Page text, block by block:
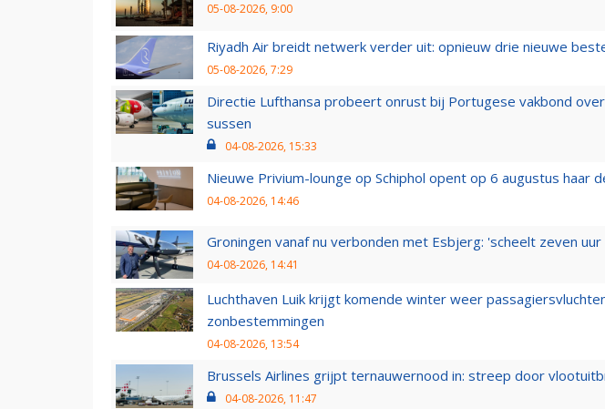
05-08-2026, 9:00
Riyadh Air breidt netwerk verder uit: opnieuw drie nieuwe
05-08-2026, 7:29
Directie Lufthansa probeert onrust bij Portugese vakbond
sussen
04-08-2026, 15:33
Nieuwe Privium-lounge op Schiphol opent op 6 augustus haar
04-08-2026, 14:46
Groningen vanaf nu verbonden met Esbjerg: 'scheelt zeven
04-08-2026, 14:41
Luchthaven Luik krijgt komende winter weer
zonbestemmingen
04-08-2026, 13:54
Brussels Airlines grijpt ternauwernood in: streep door
04-08-2026, 11:47